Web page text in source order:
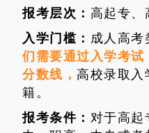
报考层次： 高起专、
入学门槛： 成人高考
们需要通过入学考
分数线， 高校录取入
籍。
报考条件： 对于高起